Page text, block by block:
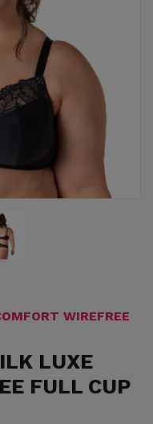
WIREFREE
LUXE
FULL CUP